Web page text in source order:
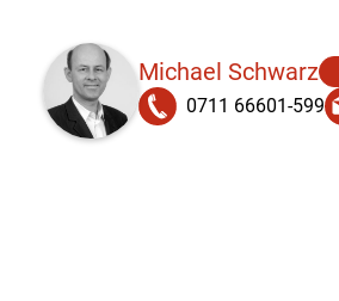
Michael Schwarz
0711 66601-599